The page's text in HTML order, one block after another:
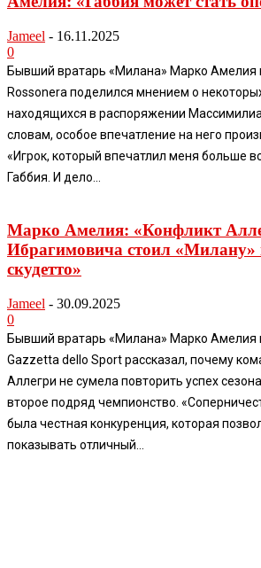
Jameel - 16.11.2025
0
Бывший вратарь «Милана» Марко Амелия
Rossonera поделился мнением о
находящихся в распоряжении
словам, особое впечатление на него
«Игрок, который впечатлил меня больше
Габбия. И дело...
Марко Амелия: «Конфликт
Ибрагимовича стоил «Милану»
скудетто»
Jameel - 30.09.2025
0
Бывший вратарь «Милана» Марко Амелия
Gazzetta dello Sport рассказал, почему
Аллегри не сумела повторить успех
второе подряд чемпионство.
была честная конкуренция, которая
показывать отличный...